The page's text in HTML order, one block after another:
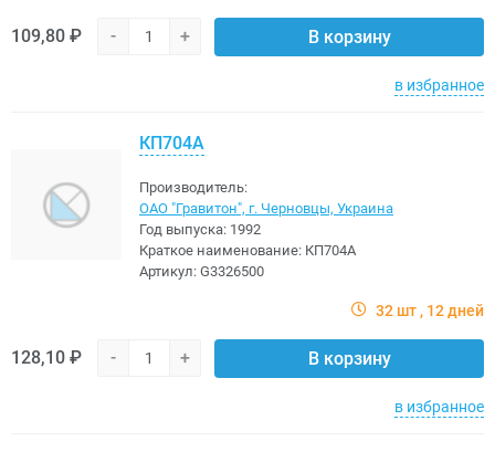
109,80 ₽ - + В корзину
в избранное
КП704А
Производитель:
ОАО "Гравитон", г. Черновцы, Украина
Год выпуска: 1992
Краткое наименование: КП704А
Артикул: G3326500
32 шт 12 дней
128,10 ₽ - + В корзину
в избранное